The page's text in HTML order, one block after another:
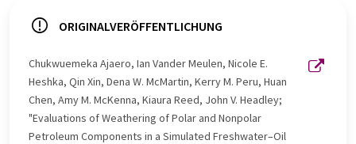
LUMITOS bietet diese automatischen Übersetzungen
Nachrichten zu präsentieren. Da dieser Artikel mit
automatischer Übersetzung übersetzt wurde, ist es
möglich, dass er Fehler im Vokabular, in der Syntax oder
in der Grammatik enthält. Den ursprünglichen Artikel in
Englisch finden Siehier.
ORIGINALVERÖFFENTLICHUNG
Chukwuemeka Ajaero, Ian Vander Meulen, Nicole E.
Heshka, Qin Xin, Dena W. McMartin, Kerry M. Peru, Huan
Chen, Amy M. McKenna, Kiaura Reed, John V. Headley;
"Evaluations of Weathering of Polar and Nonpolar
Petroleum Components in a Simulated Freshwater–Oil